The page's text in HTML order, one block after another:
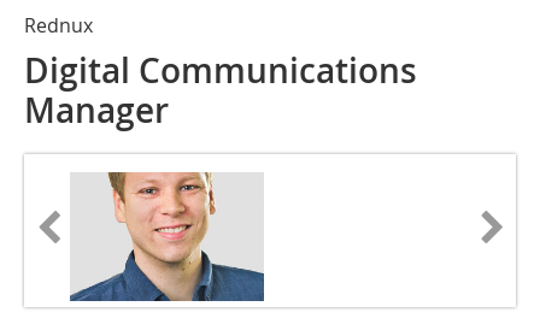
Rednux
Digital Communications
Manager